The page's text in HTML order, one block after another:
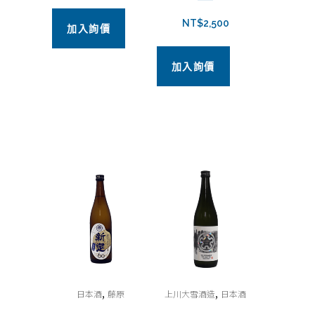
加入詢價 NT$2,500
加入詢價
日本酒, 藤原 上川大雪酒造, 日本酒